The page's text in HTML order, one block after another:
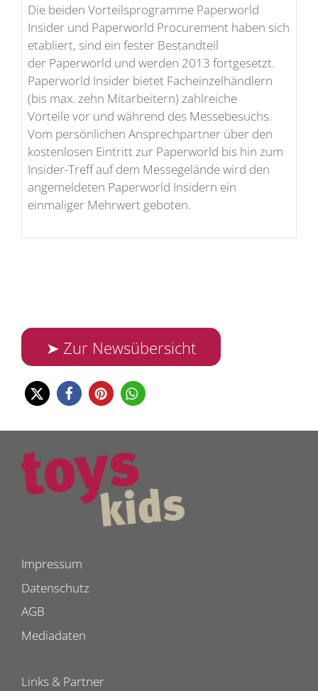
Die beiden Vorteilsprogramme Paperworld
Insider und Paperworld Procurement haben sich
etabliert, sind ein fester Bestandteil
der Paperworld und werden 2013 fortgesetzt.
Paperworld Insider bietet Facheinzelhändlern
(bis max. zehn Mitarbeitern) zahlreiche
Vorteile vor und während des Messebesuchs.
Vom persönlichen Ansprechpartner über den
kostenlosen Eintritt zur Paperworld bis hin zum
Insider-Treff auf dem Messegelände wird den
angemeldeten Paperworld Insidern ein
einmaliger Mehrwert geboten.
➤ Zur Newsübersicht
Impressum
Datenschutz
AGB
Mediadaten
Links & Partner